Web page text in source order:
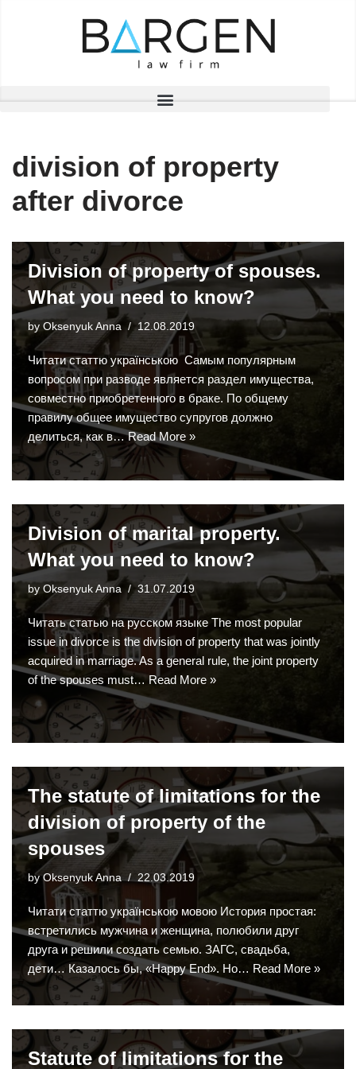
division of property
after divorce
Division of property of spouses.
What you need to know?
by Oksenyuk Anna 12.08.2019
Читати статтю українською Самым популярным
вопросом при разводе является раздел имущества,
совместно приобретенного в браке. По общему
правилу общее имущество супругов должно
делиться, как в…Read More »
Division of marital property.
What you need to know?
by Oksenyuk Anna 31.07.2019
Читать статью на русском языке The most popular
issue in divorce is the division of property that was jointly
acquired in marriage. As a general rule, the joint property
of the spouses must…Read More »
The statute of limitations for the
division of property of the
spouses
byOksenyuk Anna 22.03.2019
Читати статтю українською мовою История простая:
встретились мужчина и женщина, полюбили друг
друга и решили создать семью. ЗАГС, свадьба,
дети… Казалось бы, «Happy End». Но… Read More »
Statute of limitations for the